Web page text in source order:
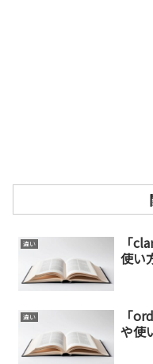
違い
「
使い
違い
「
や使